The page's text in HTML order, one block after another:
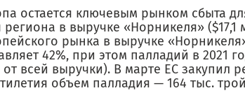
остается ключевым рынком сбыта
региона в выручке «Норникеля» ($17,1
рынка в выручке
42%, при этом палладий в 2021
от всей выручки). В марте ЕС закупил
объем палладия — 164 тыс.